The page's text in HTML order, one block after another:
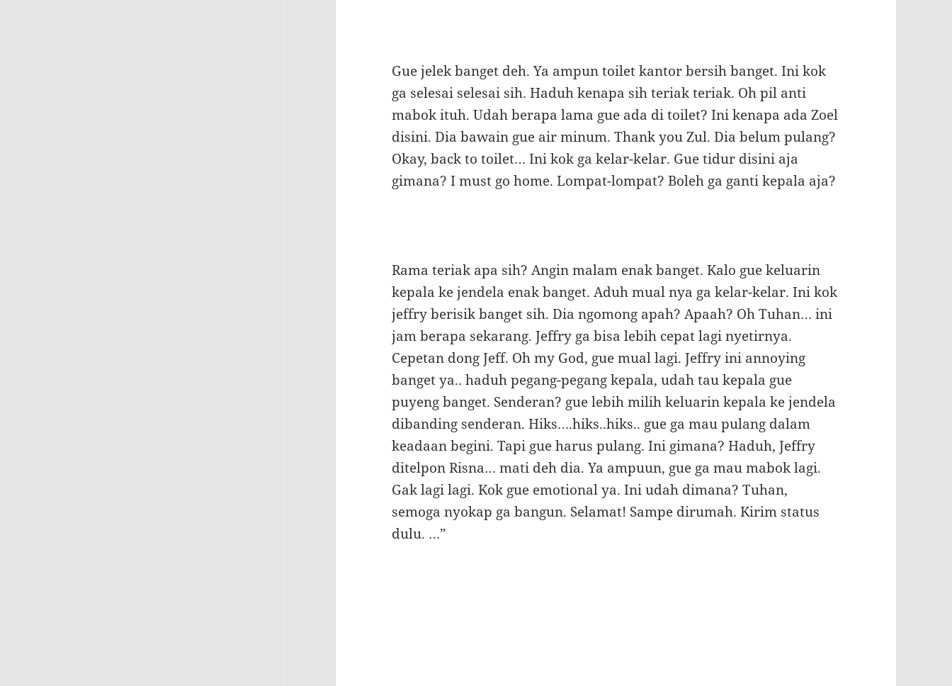
Gue jelek banget deh. Ya ampun toilet kantor bersih banget. Ini kok
ga selesai selesai sih. Haduh kenapa sih teriak teriak. Oh pil anti
mabok ituh. Udah berapa lama gue ada di toilet? Ini kenapa ada Zoel
disini. Dia bawain gue air minum. Thank you Zul. Dia belum pulang?
Okay, back to toilet… Ini kok ga kelar-kelar. Gue tidur disini aja
gimana? I must go home. Lompat-lompat? Boleh ga ganti kepala aja?
Rama teriak apa sih? Angin malam enak banget. Kalo gue keluarin
kepala ke jendela enak banget. Aduh mual nya ga kelar-kelar. Ini kok
jeffry berisik banget sih. Dia ngomong apah? Apaah? Oh Tuhan… ini
jam berapa sekarang. Jeffry ga bisa lebih cepat lagi nyetirnya.
Cepetan dong Jeff. Oh my God, gue mual lagi. Jeffry ini annoying
banget ya.. haduh pegang-pegang kepala, udah tau kepala gue
puyeng banget. Senderan? gue lebih milih keluarin kepala ke jendela
dibanding senderan. Hiks….hiks..hiks.. gue ga mau pulang dalam
keadaan begini. Tapi gue harus pulang. Ini gimana? Haduh, Jeffry
ditelpon Risna… mati deh dia. Ya ampuun, gue ga mau mabok lagi.
Gak lagi lagi. Kok gue emotional ya. Ini udah dimana? Tuhan,
semoga nyokap ga bangun. Selamat! Sampe dirumah. Kirim status
dulu. …”